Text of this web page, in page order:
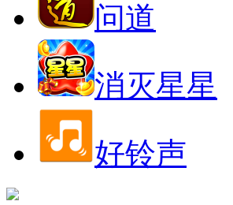
问道
消灭星星
好铃声